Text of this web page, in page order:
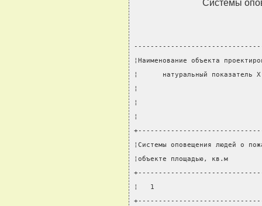
Системы
¦Наименование объекта
¦      натуральный
¦
¦
¦
¦Системы оповещения
¦объекте площадью,
¦   1